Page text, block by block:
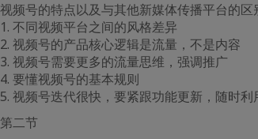
视频号的特点以及与其他新媒体传播平台的区
1. 不同视频平台之间的风格差异
2. 视频号的产品核心逻辑是流量，不是内容
3. 视频号需要更多的流量思维，强调推广
4. 要懂视频号的基本规则
5. 视频号迭代很快，要紧跟功能更新，随时利
第二节